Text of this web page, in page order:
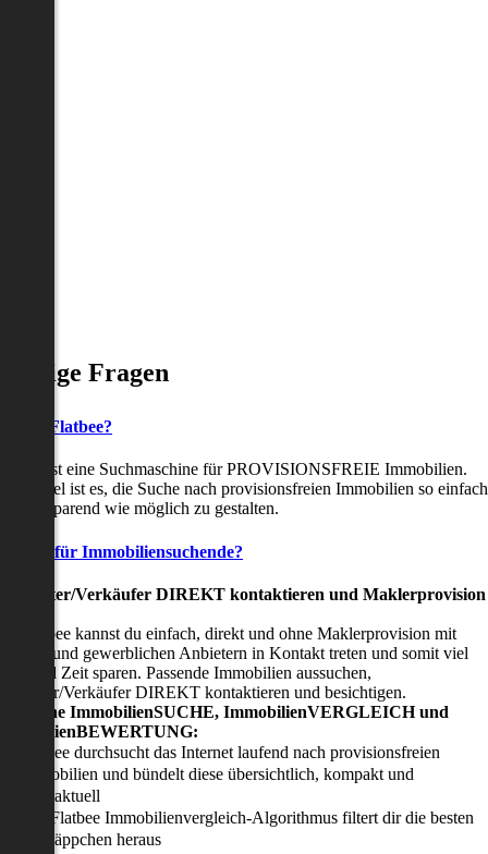
Fragen
ist Flatbee?
ist eine Suchmaschine für PROVISIONSFREIE Immobilien.
Ziel ist es, die Suche nach provisionsfreien Immobilien so einfach
zeitsparend wie möglich zu gestalten.
für Immobiliensuchende?
Verkäufer DIREKT kontaktieren und Maklerprovision
Flatbee kannst du einfach, direkt und ohne Maklerprovision mit
und gewerblichen Anbietern in Kontakt treten und somit viel
und Zeit sparen. Passende Immobilien aussuchen,
Verkäufer DIREKT kontaktieren und besichtigen.
in-one ImmobilienSUCHE, ImmobilienVERGLEICH und
Flatbee durchsucht das Internet laufend nach provisionsfreien
Immobilien und bündelt diese übersichtlich, kompakt und
tagesaktuell
Der Flatbee Immobilienvergleich-Algorithmus filtert dir die besten
Schnäppchen heraus